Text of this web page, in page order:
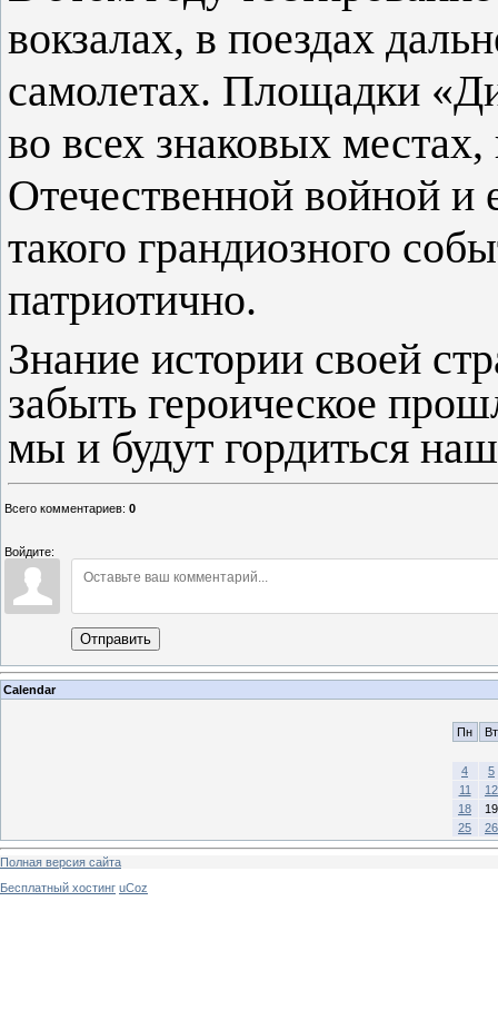
вокзалах, в поездах
самолетах. Площадки
во всех знаковых
Отечественной войной и
такого грандиозного
патриотично.
Знание истории своей
забыть героическое
мы и будут гордиться
Всего комментариев: 0
Войдите:
Отправить
Calendar
Пн Вт
4
5
11
12
18
19
25
26
Полная версия сайта
Бесплатный хостинг uCoz